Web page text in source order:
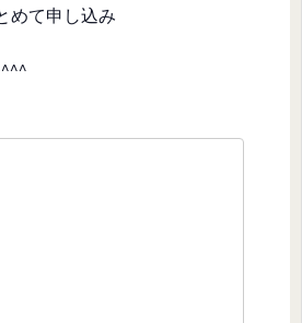
めて申し込み